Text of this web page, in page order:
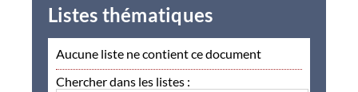
Listes thématiques
Aucune liste ne contient ce document
Chercher dans les listes :